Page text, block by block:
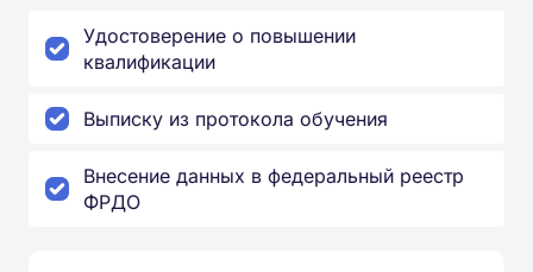
Удостоверение о повышении
квалификации
Выписку из протокола обучения
Внесение данных в федеральный реестр
ФРДО